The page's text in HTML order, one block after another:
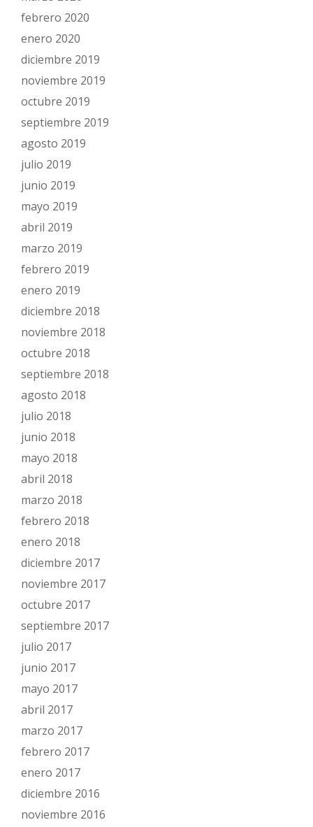
febrero 2020
enero 2020
diciembre 2019
noviembre 2019
octubre 2019
septiembre 2019
agosto 2019
julio 2019
junio 2019
mayo 2019
abril 2019
marzo 2019
febrero 2019
enero 2019
diciembre 2018
noviembre 2018
octubre 2018
septiembre 2018
agosto 2018
julio 2018
junio 2018
mayo 2018
abril 2018
marzo 2018
febrero 2018
enero 2018
diciembre 2017
noviembre 2017
octubre 2017
septiembre 2017
julio 2017
junio 2017
mayo 2017
abril 2017
marzo 2017
febrero 2017
enero 2017
diciembre 2016
noviembre 2016